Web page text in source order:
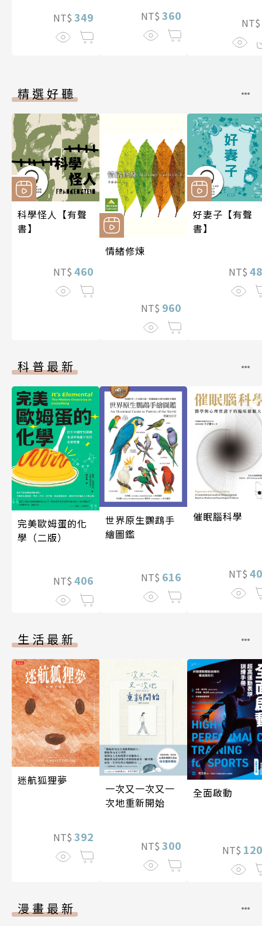
NT$ 349 NT$ 360
NT$
精選好聽
科學怪人【有聲
書】
NT$ 460
情緒修煉
NT$ 960
好妻子【有聲
書】
NT$
科普最新
完美歐姆蛋的化
學（二版）
NT$ 406
世界原生鸚鵡手
繪圖鑑
NT$ 616
催眠腦科學
NT$
生活最新
迷航狐狸夢
NT$ 392
一次又一次又一
次地重新開始
NT$ 300
全面啟動
NT$
漫畫最新